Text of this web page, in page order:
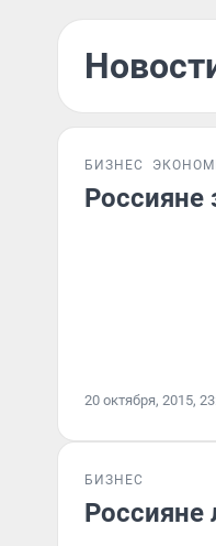
БИЗНЕС
20 октября, 2015,
БИЗНЕС
Россияне